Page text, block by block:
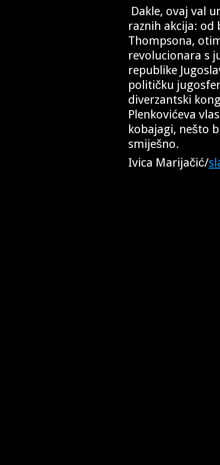
Dakle, ovaj val
raznih akcija: od
Thompsona,
revolucionara s
republike
političku
diverzantski
Plenkovićeva
kobajagi, nešto
smiješno.
Ivica Marijačić/